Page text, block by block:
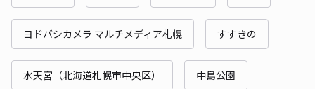
ヨドバシカメラ マルチメディア札幌 すすきの
水天宮（北海道札幌市中央区） 中島公園